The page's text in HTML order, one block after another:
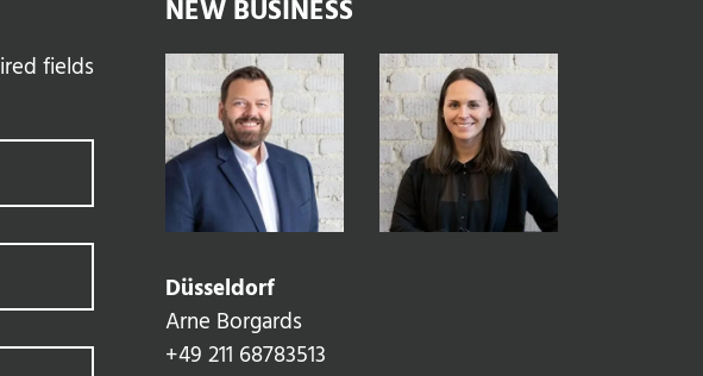
fields
NEW BUSINESS
Düsseldorf
Arne Borgards
+49 211 68783513‬